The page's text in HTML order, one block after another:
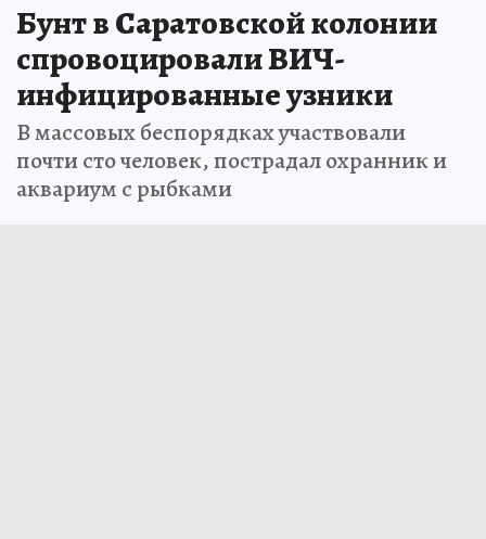
Бунт в Саратовской колонии
спровоцировали ВИЧ-
инфицированные узники
В массовых беспорядках участвовали
почти сто человек, пострадал охранник и
аквариум с рыбками